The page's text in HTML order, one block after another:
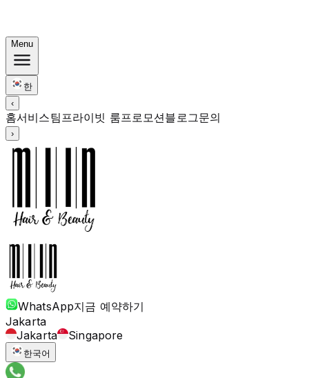
Menu
한
‹
홈서비스팀프라이빗 룸프로모션블로그문의
›
WhatsApp지금 예약하기
Jakarta
Jakarta
Singapore
한국어